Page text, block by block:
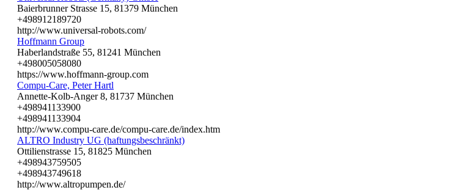
Baierbrunner Strasse 15, 81379 München
+498912189720
http://www.universal-robots.com/
Hoffmann Group
Haberlandstraße 55, 81241 München
+498005058080
https://www.hoffmann-group.com
Compu-Care, Peter Hartl
Annette-Kolb-Anger 8, 81737 München
+498941133900
+498941133904
http://www.compu-care.de/compu-care.de/index.htm
ALTRO Industry UG (haftungsbeschränkt)
Ottilienstrasse 15, 81825 München
+498943759505
+498943749618
http://www.altropumpen.de/